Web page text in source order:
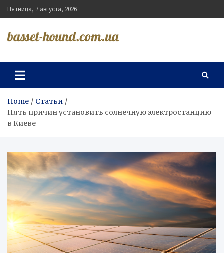
Skip
to
Пятница, 7 августа, 2026
basset-hound.com.ua
Home
Статьи
Пять причин установить солнечную электростанцию
в Киеве